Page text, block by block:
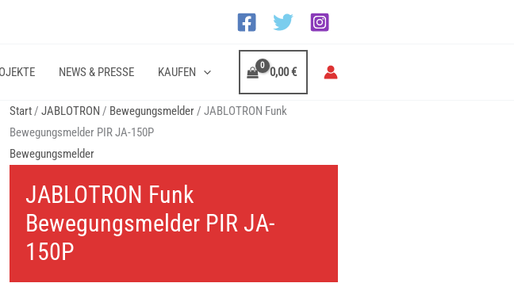
NEWS & PRESSE KAUFEN 0,00€
Start/ JABLOTRON / Bewegungsmelder/ JABLOTRON Funk
Bewegungsmelder PIR JA-150P
Bewegungsmelder
JABLOTRON Funk
Bewegungsmelder PIR JA-
150P